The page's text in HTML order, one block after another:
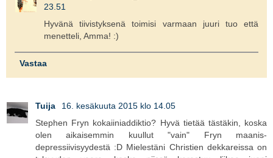
23.51
Hyvänä tiivistyksenä toimisi varmaan juuri tuo että
menetteli, Amma! :)
Vastaa
Tuija
16. kesäkuuta 2015 klo 14.05
Stephen Fryn kokaiiniaddiktio? Hyvä tietää tästäkin, koska
olen aikaisemmin kuullut "vain" Fryn maanis-
depressiivisyydestä :D Mielestäni Christien dekkareissa on